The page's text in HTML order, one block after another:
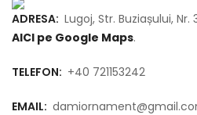
ADRESA: Lugoj, Str. Buziașului,
AICI pe Google Maps.
TELEFON: +40 721153242
EMAIL: